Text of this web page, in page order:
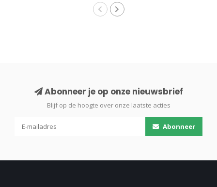
Abonneer je op onze nieuwsbrief
Blijf op de hoogte over onze laatste acties
Abonneer